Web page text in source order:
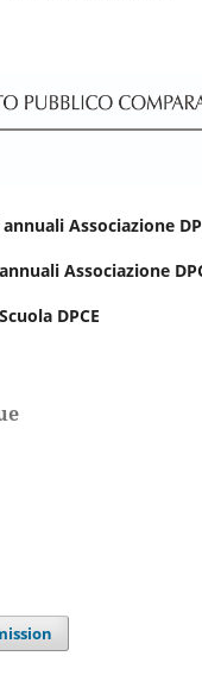
Associazione
Associazione
DPCE